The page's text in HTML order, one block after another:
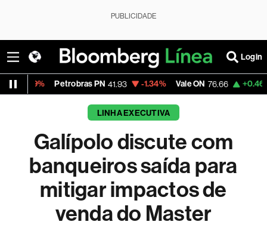
PUBLICIDADE
Login
Petrobras PN 41.93 -1.34% Vale ON 76.66 +0.46% Itaú PN
LINHA EXECUTIVA
Galípolo discute com
banqueiros saída para
mitigar impactos de
venda do Master